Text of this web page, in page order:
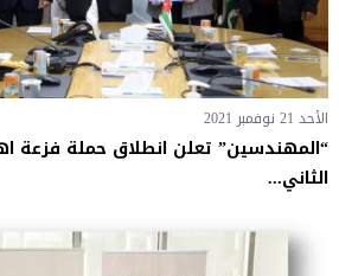
الأحد 21 نوفمبر 2021
الثاني...